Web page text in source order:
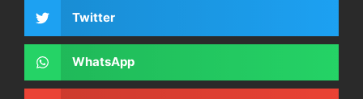
Twitter
WhatsApp